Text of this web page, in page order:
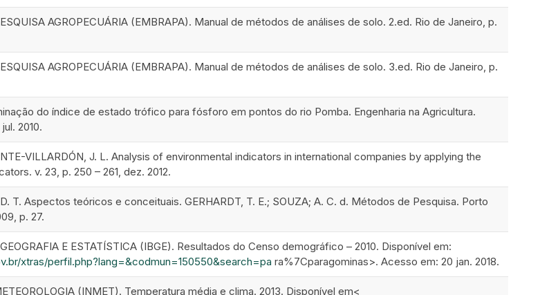
AGROPECUÁRIA (EMBRAPA). Manual de métodos de análises de solo. 2.ed. Rio de Janeiro, p.
AGROPECUÁRIA (EMBRAPA). Manual de métodos de análises de solo. 3.ed. Rio de Janeiro, p.
do índice de estado trófico para fósforo em pontos do rio Pomba. Engenharia na Agricultura.
2010.
VILLARDÓN, J. L. Analysis of environmental indicators in international companies by applying the
v. 23, p. 250 – 261, dez. 2012.
D. T. Aspectos teóricos e conceituais. GERHARDT, T. E.; SOUZA; A. C. d. Métodos de Pesquisa. Porto
p. 27.
E ESTATÍSTICA (IBGE). Resultados do Censo demográfico – 2010. Disponível em:
xtras/perfil.php?lang=&codmun=150550&search=pa ra%7Cparagominas>. Acesso em: 20 jan. 2018.
(INMET). Temperatura média e clima. 2013. Disponível em<